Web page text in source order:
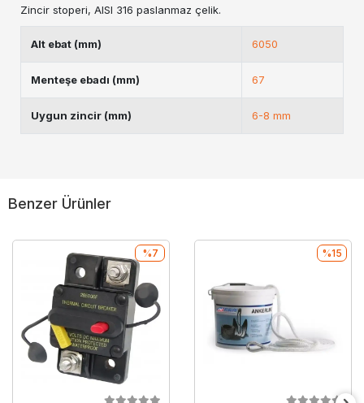
Zincir stoperi, AISI 316 paslanmaz çelik.
Alt ebat (mm) 6050
Menteşe ebadı (mm) 67
Uygun zincir (mm) 6-8 mm
Benzer Ürünler
%7 %15